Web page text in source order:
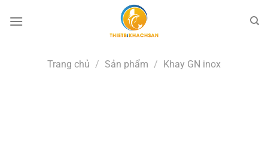
qua
Trang chủ / Sản phẩm / Khay GN inox